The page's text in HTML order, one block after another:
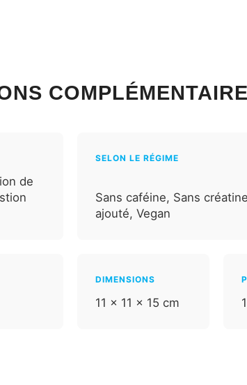
de
SELON LE RÉGIME
Sans caféine, Sans
ajouté, Vegan
DIMENSIONS
11 × 11 × 15 cm